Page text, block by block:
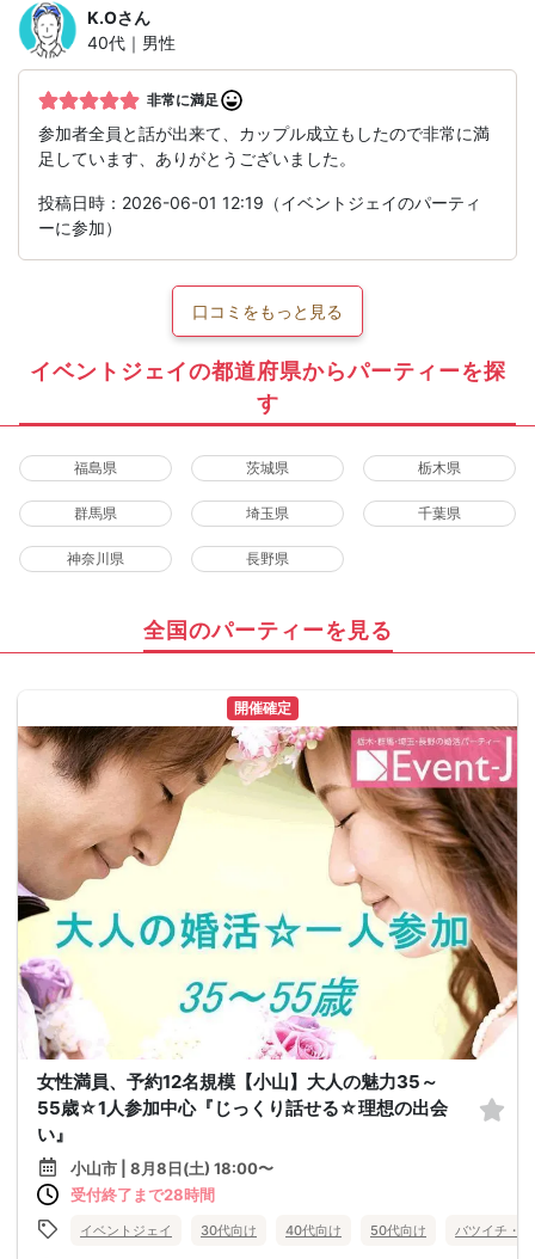
K.Oさん
40代｜男性
非常に満足
参加者全員と話が出来て、カップル成立もしたので非常に満
足しています、ありがとうございました。
投稿日時：2026-06-01 12:19（イベントジェイのパーティ
ーに参加）
口コミをもっと見る
イベントジェイの都道府県からパーティーを探
す
福島県 茨城県 栃木県
群馬県 埼玉県 千葉県
神奈川県 長野県
全国のパーティーを見る
開催確定
女性満員、予約12名規模【小山】大人の魅力35～
55歳☆1人参加中心『じっくり話せる☆理想の出会
い』
小山市 | 8月8日(土) 18:00〜
受付終了まで28時間
イベントジェイ 30代向け 40代向け 50代向け バツイチ・